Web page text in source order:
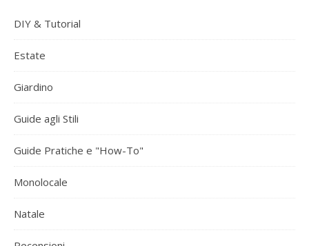
DIY & Tutorial
Estate
Giardino
Guide agli Stili
Guide Pratiche e "How-To"
Monolocale
Natale